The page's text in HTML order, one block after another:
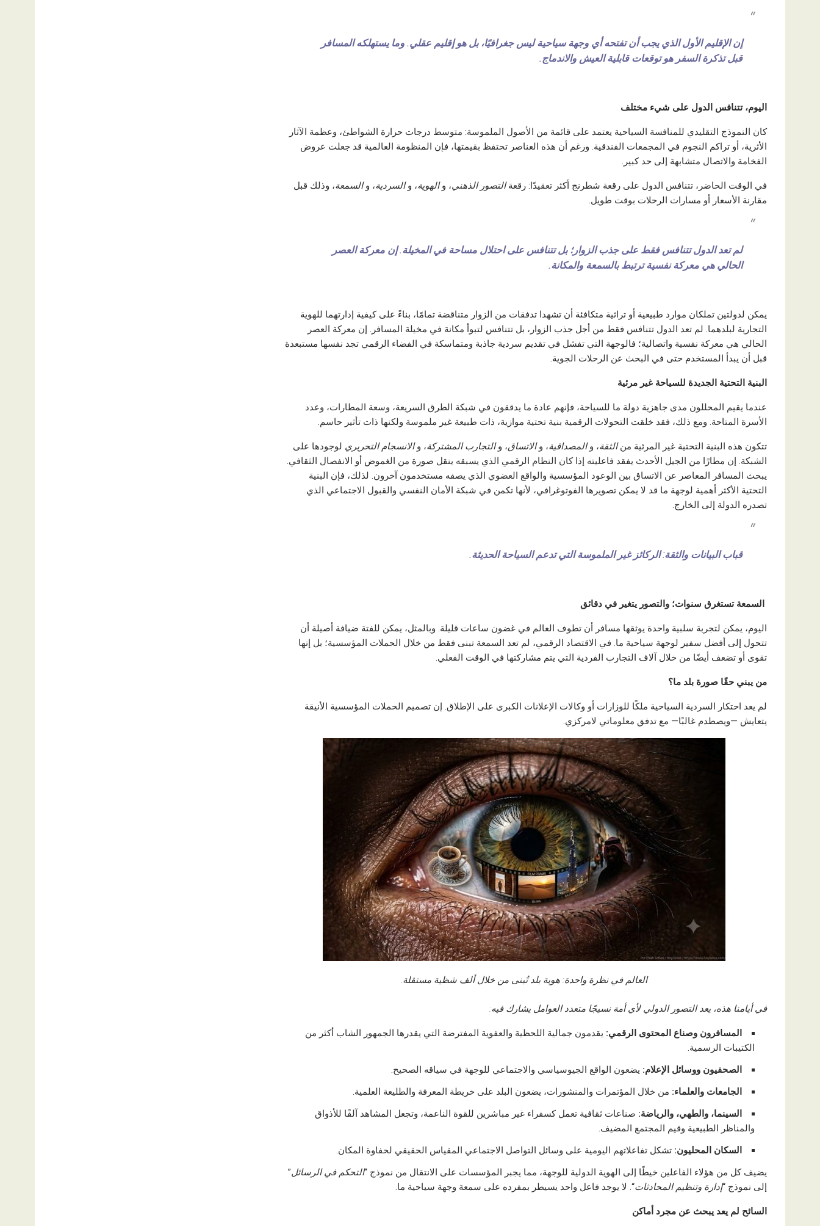
إن الإقليم الأول الذي يجب أن تفتحه أي وجهة سياحية ليس جغرافيًا، بل هو إقليم عقلي. وما يستهلكه المسافر
قبل تذكرة السفر هو توقعات قابلية العيش والاندماج.
اليوم، تتنافس الدول على شيء مختلف
كان النموذج التقليدي للمنافسة السياحية يعتمد على قائمة من الأصول الملموسة: متوسط درجات حرارة الشواطئ، وعظمة الآثار
الأثرية، أو تراكم النجوم في المجمعات الفندقية. ورغم أن هذه العناصر تحتفظ بقيمتها، فإن المنظومة العالمية قد جعلت عروض
الفخامة والاتصال متشابهة إلى حد كبير.
في الوقت الحاضر، تتنافس الدول على رقعة شطرنج أكثر تعقيدًا: رقعةالتصور الذهني، والهوية، والسردية، والسمعة، وذلك قبل
مقارنة الأسعار أو مسارات الرحلات بوقت طويل.
لم تعد الدول تتنافس فقط على جذب الزوار؛ بل تتنافس على احتلال مساحة في المخيلة. إن معركة العصر
الحالي هي معركة نفسية ترتبط بالسمعة والمكانة.
يمكن لدولتين تملكان موارد طبيعية أو تراثية متكافئة أن تشهدا تدفقات من الزوار متناقضة تمامًا، بناءً على كيفية إدارتهما للهوية
التجارية لبلدهما. لم تعد الدول تتنافس فقط من أجل جذب الزوار، بل تتنافس لتبوأ مكانة في مخيلة المسافر. إن معركة العصر
الحالي هي معركة نفسية واتصالية؛ فالوجهة التي تفشل في تقديم سردية جاذبة ومتماسكة في الفضاء الرقمي تجد نفسها مستبعدة
قبل أن يبدأ المستخدم حتى في البحث عن الرحلات الجوية.
البنية التحتية الجديدة للسياحة غير مرئية
عندما يقيم المحللون مدى جاهزية دولة ما للسياحة، فإنهم عادة ما يدققون في شبكة الطرق السريعة، وسعة المطارات، وعدد
الأسرة المتاحة. ومع ذلك، فقد خلقت التحولات الرقمية بنية تحتية موازية، ذات طبيعة غير ملموسة ولكنها ذات تأثير حاسم.
تتكون هذه البنية التحتية غير المرئية منالثقة، والمصداقية، والاتساق، والتجارب المشتركة، والانسجام التحريري لوجودها على
الشبكة. إن مطارًا من الجيل الأحدث يفقد فاعليته إذا كان النظام الرقمي الذي يسبقه ينقل صورة من الغموض أو الانفصال الثقافي.
يبحث المسافر المعاصر عن الاتساق بين الوعود المؤسسية والواقع العضوي الذي يصفه مستخدمون آخرون. لذلك، فإن البنية
التحتية الأكثر أهمية لوجهة ما قد لا يمكن تصويرها الفوتوغرافي، لأنها تكمن في شبكة الأمان النفسي والقبول الاجتماعي الذي
تصدره الدولة إلى الخارج.
قباب البيانات والثقة: الركائز غير الملموسة التي تدعم السياحة الحديثة.
السمعة تستغرق سنوات؛ والتصور يتغير في دقائق
اليوم، يمكن لتجربة سلبية واحدة يوثقها مسافر أن تطوف العالم في غضون ساعات قليلة. وبالمثل، يمكن للفتة ضيافة أصيلة أن
تتحول إلى أفضل سفير لوجهة سياحية ما. في الاقتصاد الرقمي، لم تعد السمعة تبنى فقط من خلال الحملات المؤسسية؛ بل إنها
تقوى أو تضعف أيضًا من خلال آلاف التجارب الفردية التي يتم مشاركتها في الوقت الفعلي.
من يبني حقًا صورة بلد ما؟
لم يعد احتكار السردية السياحية ملكًا للوزارات أو وكالات الإعلانات الكبرى على الإطلاق. إن تصميم الحملات المؤسسية الأنيقة
يتعايش —ويصطدم غالبًا— مع تدفق معلوماتي لامركزي.
العالم في نظرة واحدة: هوية بلد تُبنى من خلال ألف شظية مستقلة.
في أيامنا هذه، يعد التصور الدولي لأي أمة نسيجًا متعدد العوامل يشارك فيه:
المسافرون وصناع المحتوى الرقمي: يقدمون جمالية اللحظية والعفوية المفترضة التي يقدرها الجمهور الشاب أكثر من
الكتيبات الرسمية.
الصحفيون ووسائل الإعلام: يضعون الواقع الجيوسياسي والاجتماعي للوجهة في سياقه الصحيح.
الجامعات والعلماء: من خلال المؤتمرات والمنشورات، يضعون البلد على خريطة المعرفة والطليعة العلمية.
السينما، والطهي، والرياضة: صناعات ثقافية تعمل كسفراء غير مباشرين للقوة الناعمة، وتجعل المشاهد آلفًا للأذواق
والمناظر الطبيعية وقيم المجتمع المضيف.
السكان المحليون: تشكل تفاعلاتهم اليومية على وسائل التواصل الاجتماعي المقياس الحقيقي لحفاوة المكان.
يضيف كل من هؤلاء الفاعلين خيطًا إلى الهوية الدولية للوجهة، مما يجبر المؤسسات على الانتقال من نموذج “التحكم في الرسائل”
إلى نموذج “إدارة وتنظيم المحادثات“. لا يوجد فاعل واحد يسيطر بمفرده على سمعة وجهة سياحية ما.
السائح لم يعد يبحث عن مجرد أماكن